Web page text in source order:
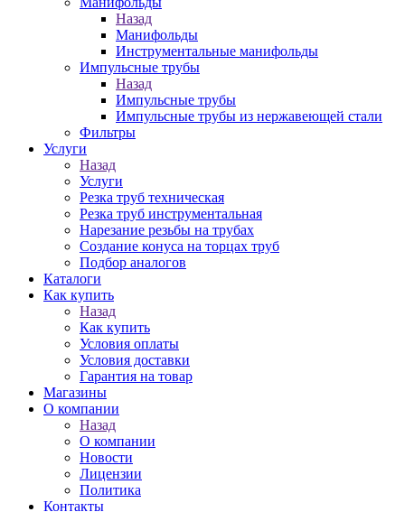
Назад
Манифольды
Инструментальные манифольды
Импульсные трубы
Назад
Импульсные трубы
Импульсные трубы из нержавеющей стали
Фильтры
Услуги
Назад
Услуги
Резка труб техническая
Резка труб инструментальная
Нарезание резьбы на трубах
Создание конуса на торцах труб
Подбор аналогов
Каталоги
Как купить
Назад
Как купить
Условия оплаты
Условия доставки
Гарантия на товар
Магазины
О компании
Назад
О компании
Новости
Лицензии
Политика
Контакты